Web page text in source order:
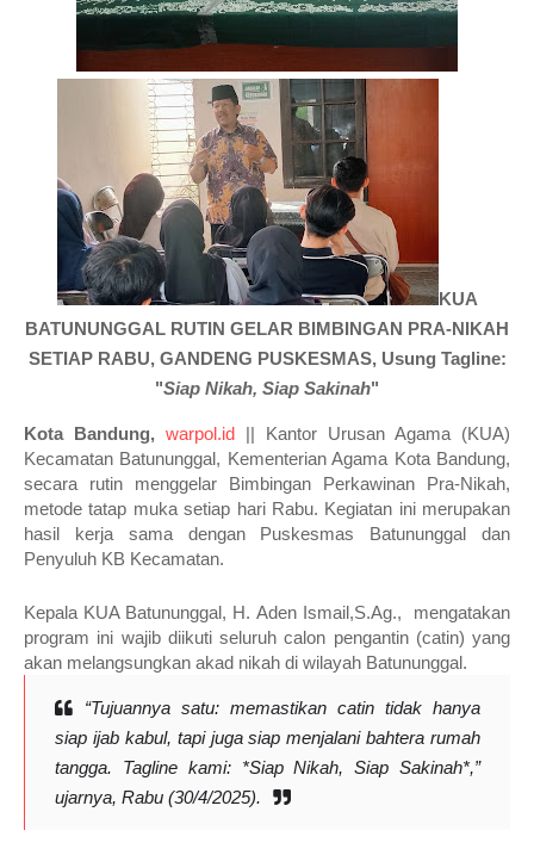
KUA
BATUNUNGGAL RUTIN GELAR BIMBINGAN PRA-NIKAH
SETIAP RABU, GANDENG PUSKESMAS, Usung Tagline:
"Siap Nikah, Siap Sakinah"
Kota Bandung, warpol.id || Kantor Urusan Agama (KUA)
Kecamatan Batununggal, Kementerian Agama Kota Bandung,
secara rutin menggelar Bimbingan Perkawinan Pra-Nikah,
metode tatap muka setiap hari Rabu. Kegiatan ini merupakan
hasil kerja sama dengan Puskesmas Batununggal dan
Penyuluh KB Kecamatan.
Kepala KUA Batununggal, H. Aden Ismail,S.Ag., mengatakan
program ini wajib diikuti seluruh calon pengantin (catin) yang
akan melangsungkan akad nikah di wilayah Batununggal.
“Tujuannya satu: memastikan catin tidak hanya
siap ijab kabul, tapi juga siap menjalani bahtera rumah
tangga. Tagline kami: *Siap Nikah, Siap Sakinah*,”
ujarnya, Rabu (30/4/2025).